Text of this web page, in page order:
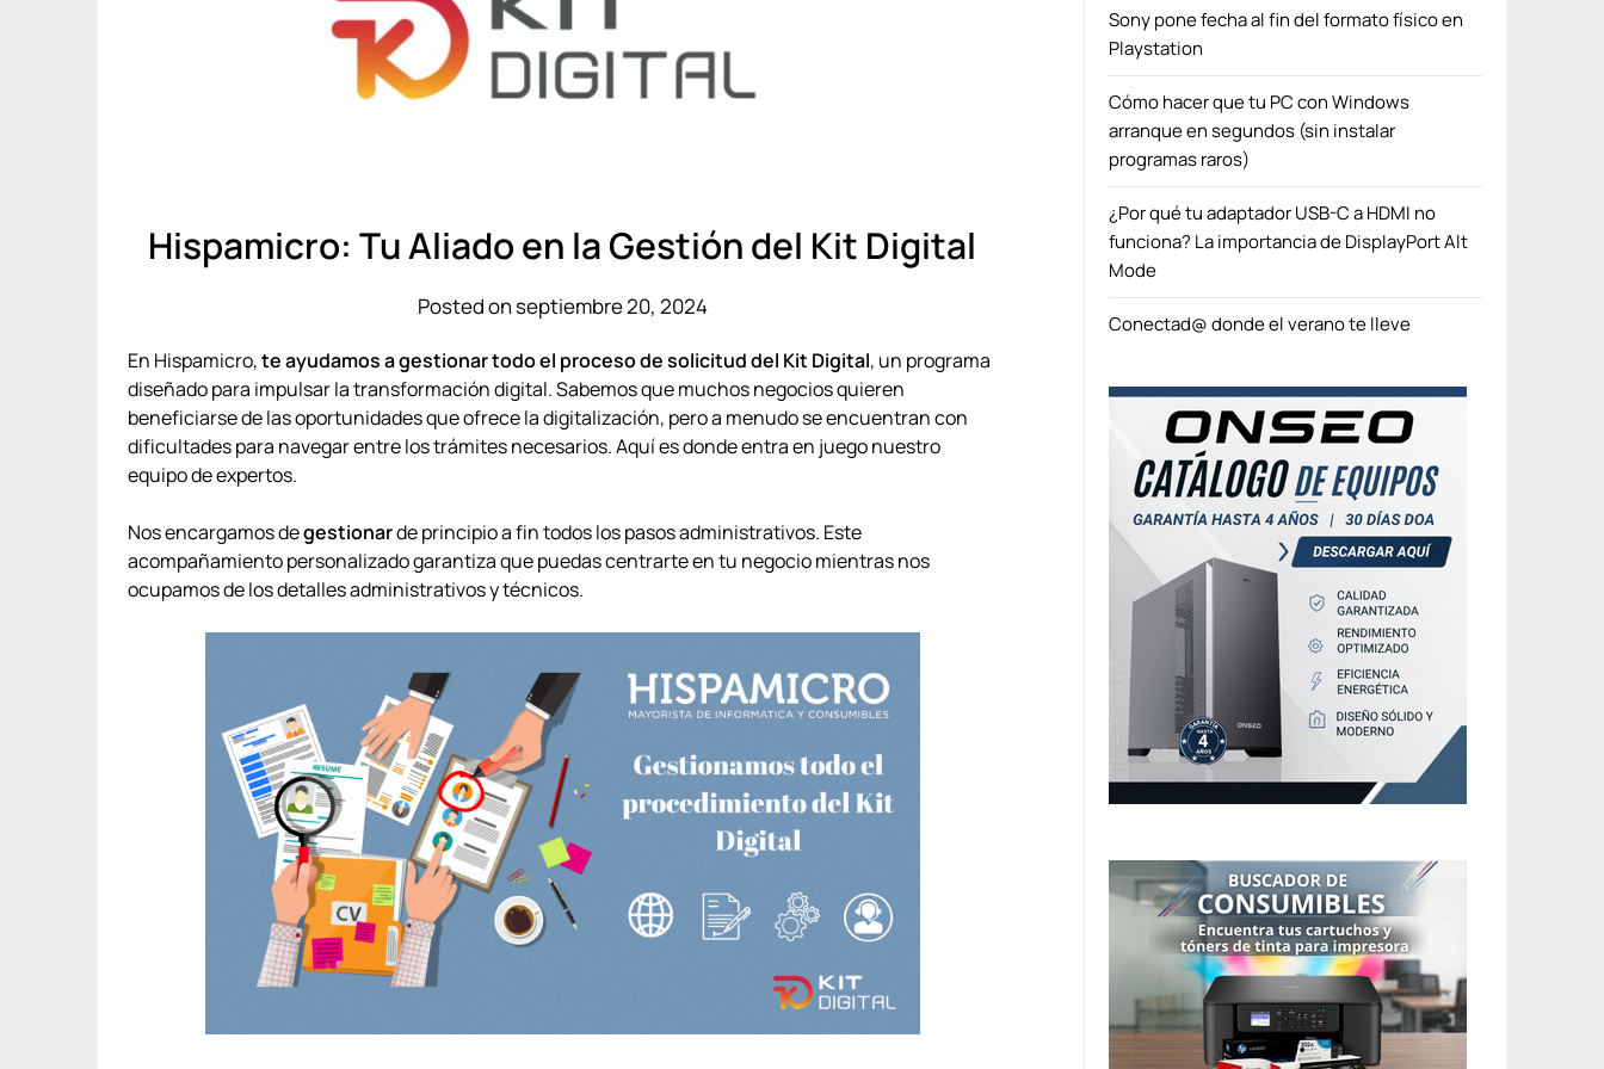
Hispamicro: Tu Aliado en la Gestión del Kit Digital
Posted on septiembre 20, 2024
En Hispamicro,te ayudamos a gestionar todo el proceso de solicitud del Kit Digital, un programa
diseñado para impulsar la transformación digital. Sabemos que muchos negocios quieren
beneficiarse de las oportunidades que ofrece la digitalización, pero a menudo se encuentran con
dificultades para navegar entre los trámites necesarios. Aquí es donde entra en juego nuestro
equipo de expertos.
Nos encargamos degestionarde principio a fin todos los pasos administrativos. Este
acompañamiento personalizado garantiza que puedas centrarte en tu negocio mientras nos
ocupamos de los detalles administrativos y técnicos.
Sony pone fecha al fin del formato físico en
Playstation
Cómo hacer que tu PC con Windows
arranque en segundos (sin instalar
programas raros)
¿Por qué tu adaptador USB-C a HDMI no
funciona? La importancia de DisplayPort Alt
Mode
Conectad@ donde el verano te lleve